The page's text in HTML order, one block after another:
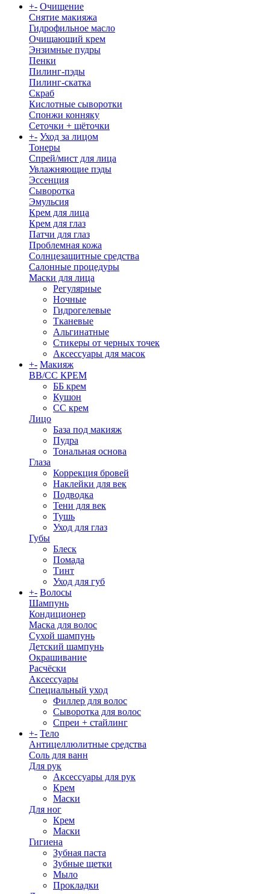
+- Очищение
Снятие макияжа
Гидрофильное масло
Очищающий крем
Энзимные пудры
Пенки
Пилинг-пэды
Пилинг-скатка
Скраб
Кислотные сыворотки
Спонжи конняку
Сеточки + щёточки
+- Уход за лицом
Тонеры
Спрей/мист для лица
Увлажняющие пэды
Эссенция
Сыворотка
Эмульсия
Крем для лица
Крем для глаз
Патчи для глаз
Проблемная кожа
Солнцезащитные средства
Салонные процедуры
Маски для лица
Регулярные
Ночные
Гидрогелевые
Тканевые
Альгинатные
Стикеры от черных точек
Аксессуары для масок
+- Макияж
BB/CC КРЕМ
ББ крем
Кушон
СС крем
Лицо
База под макияж
Пудра
Тональная основа
Глаза
Коррекция бровей
Наклейки для век
Подводка
Тени для век
Тушь
Уход для глаз
Губы
Блеск
Помада
Тинт
Уход для губ
+- Волосы
Шампунь
Кондиционер
Маска для волос
Сухой шампунь
Детский шампунь
Окрашивание
Расчёски
Аксессуары
Специальный уход
Филлер для волос
Сыворотка для волос
Спреи + стайлинг
+- Тело
Антицеллюлитные средства
Соль для ванн
Для рук
Аксессуары для рук
Крем
Маски
Для ног
Крем
Маски
Гигиена
Зубная паста
Зубные щетки
Мыло
Прокладки